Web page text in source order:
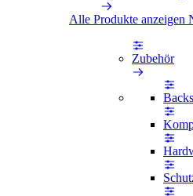
Alle Produkte anzeigen
Zubehör